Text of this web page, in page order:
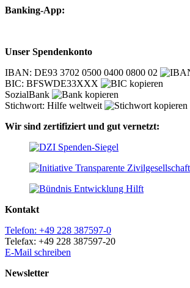
Banking-App:
Unser Spendenkonto
IBAN: DE93 3702 0500 0400 0800 02
BIC: BFSWDE33XXX
SozialBank
Stichwort: Hilfe weltweit
Wir sind zertifiziert und gut vernetzt:
Kontakt
Telefon: +49 228 387597-0
Telefax: +49 228 387597-20
E-Mail schreiben
Newsletter